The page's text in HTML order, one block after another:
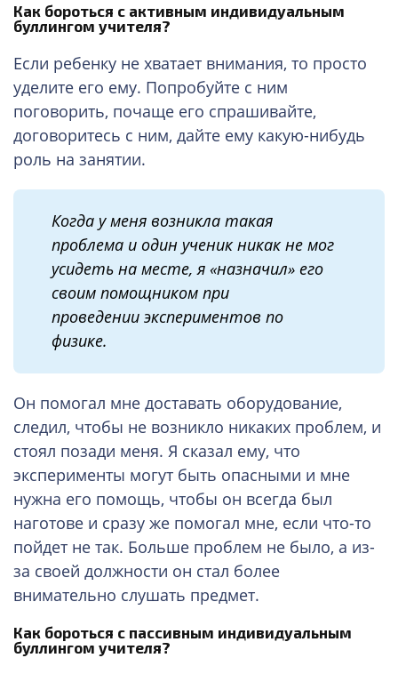
Как бороться с активным индивидуальным
буллингом учителя?
Если ребенку не хватает внимания, то просто
уделите его ему. Попробуйте с ним
поговорить, почаще его спрашивайте,
договоритесь с ним, дайте ему какую-нибудь
роль на занятии.
Когда у меня возникла такая
проблема и один ученик никак не мог
усидеть на месте, я «назначил»его
своим помощником при
проведенииэкспериментов по
физике.
Он помогал мне доставать оборудование,
следил, чтобы не возникло никаких проблем, и
стоял позади меня. Я сказал ему, что
эксперименты могут быть опасными и мне
нужна его помощь, чтобы он всегда был
наготове и сразу же помогал мне, если что-то
пойдет не так. Больше проблем не было, а из-
за своей должности он стал более
внимательно слушать предмет.
Как бороться с пассивным индивидуальным
буллингом учителя?